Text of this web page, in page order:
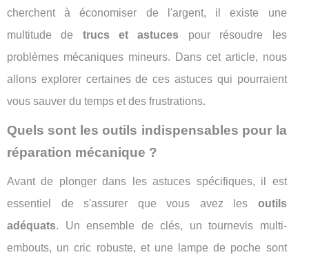
cherchent à économiser de l'argent, il existe une
multitude de trucs et astuces pour résoudre les
problèmes mécaniques mineurs. Dans cet article, nous
allons explorer certaines de ces astuces qui pourraient
vous sauver du temps et des frustrations.
Quels sont les outils indispensables pour la
réparation mécanique ?
Avant de plonger dans les astuces spécifiques, il est
essentiel de s'assurer que vous avez les outils
adéquats. Un ensemble de clés, un tournevis multi-
embouts, un cric robuste, et une lampe de poche sont